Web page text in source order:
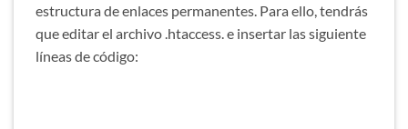
estructura de enlaces permanentes. Para ello, tendrás
que editar el archivo .htaccess. e insertar las siguiente
líneas de código: